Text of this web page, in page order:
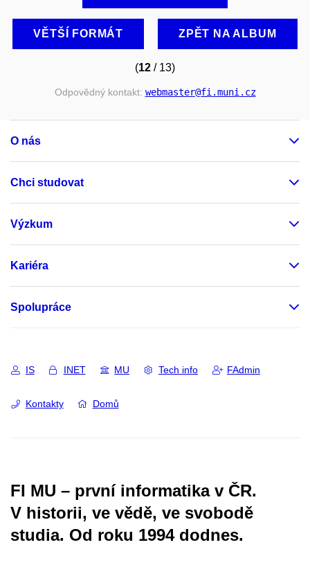
VĚTŠÍ FORMÁT ZPĚT NA ALBUM
(12 / 13)
Odpovědný kontakt: webmaster@fi.muni.cz
O nás
Chci studovat
Výzkum
Kariéra
Spolupráce
IS INET MU Tech info FAdmin
Kontakty Domů
FI MU – první informatika v ČR.
V historii, ve vědě, ve svobodě
studia. Od roku 1994 dodnes.